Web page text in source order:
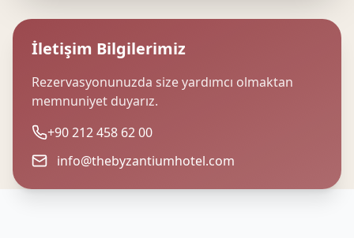
İletişim Bilgilerimiz
Rezervasyonunuzda size yardımcı olmaktan
memnuniyet duyarız.
+90 212 458 62 00
info@thebyzantiumhotel.com